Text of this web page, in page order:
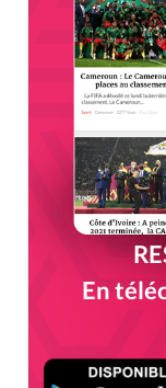
En